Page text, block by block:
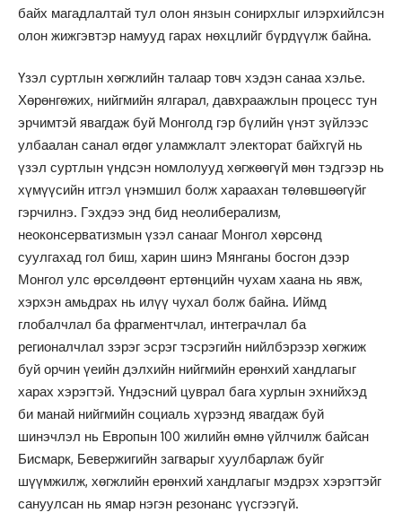
байх магадлалтай тул олон янзын сонирхлыг илэрхийлсэн
олон жижгэвтэр намууд гарах нөхцлийг бүрдүүлж байна.
Үзэл суртлын хөгжлийн талаар товч хэдэн санаа хэлье.
Хөрөнгөжих, нийгмийн ялгарал, давхраажлын процесс тун
эрчимтэй явагдаж буй Монголд гэр бүлийн үнэт зүйлээс
улбаалан санал өгдөг уламжлалт электорат байхгүй нь
үзэл суртлын үндсэн номлолууд хөгжөөгүй мөн тэдгээр нь
хүмүүсийн итгэл үнэмшил болж хараахан төлөвшөөгүйг
гэрчилнэ. Гэхдээ энд бид неолиберализм,
неоконсерватизмын үзэл санааг Монгол хөрсөнд
суулгахад гол биш, харин шинэ Мянганы босгон дээр
Монгол улс өрсөлдөөнт ертөнцийн чухам хаана нь явж,
хэрхэн амьдрах нь илүү чухал болж байна. Иймд
глобалчлал ба фрагментчлал, интеграчлал ба
регионалчлал зэрэг эсрэг тэсрэгийн нийлбэрээр хөгжиж
буй орчин үеийн дэлхийн нийгмийн ерөнхий хандлагыг
харах хэрэгтэй. Үндэсний цуврал бага хурлын эхнийхэд
би манай нийгмийн социаль хүрээнд явагдаж буй
шинэчлэл нь Европын 100 жилийн өмнө үйлчилж байсан
Бисмарк, Бевержигийн загварыг хуулбарлаж буйг
шүүмжилж, хөгжлийн ерөнхий хандлагыг мэдрэх хэрэгтэйг
сануулсан нь ямар нэгэн резонанс үүсгээгүй.